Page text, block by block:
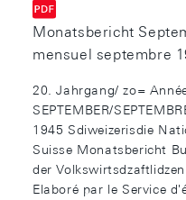
Monatsbericht
mensuel septembre
20. Jahrgang/ zo=
SEPTEMBER/
1945 Sdiweizerisdie
Suisse Monatsbericht
der
Elaboré par le Service